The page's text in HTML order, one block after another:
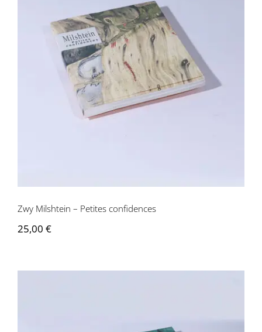
Zwy Milshtein – Petites confidences
Zwy Milshtein – Petites confidences
25,00 €